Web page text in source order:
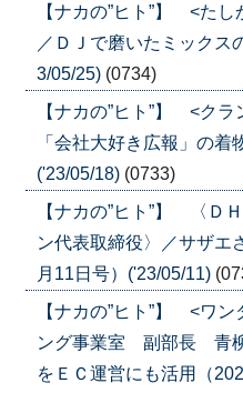
【ナカの”ヒト”】 <た
／ＤＪで磨いたミックス
3/05/25) (0734)
【ナカの”ヒト”】 <
「会社大好き広報」の着
('23/05/18) (0733)
【ナカの”ヒト”】 〈Ｄ
ン代表取締役〉／サザエ
月11日号）('23/05/11)
【ナカの”ヒト”】 <ワ
ング事業室 副部長 青
をＥＣ運営にも活用（